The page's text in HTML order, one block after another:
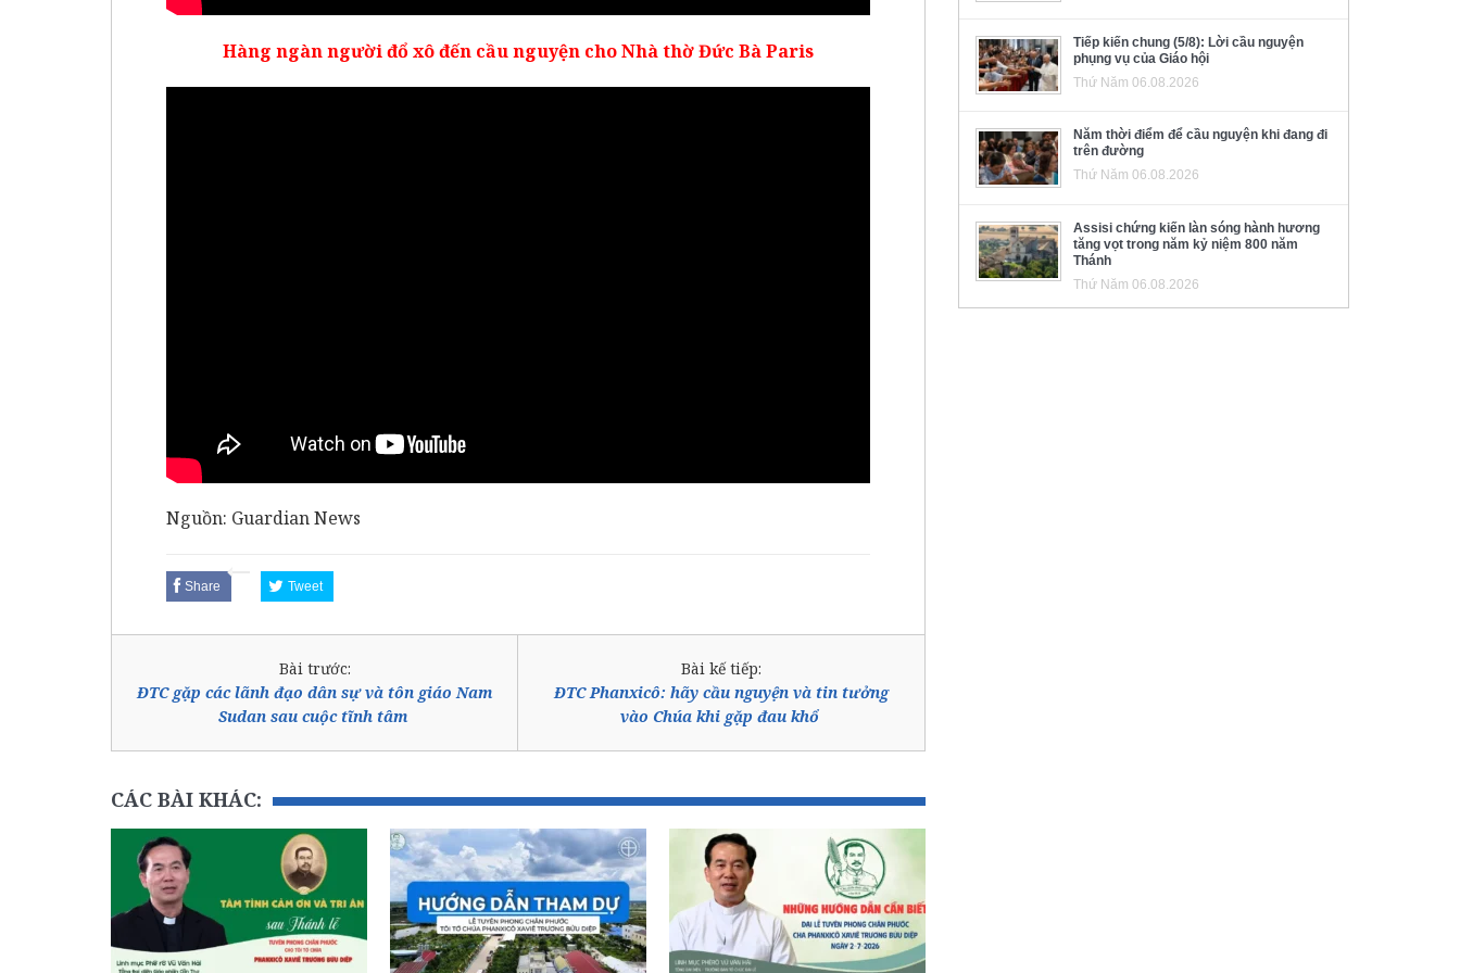
Hàng ngàn người đổ xô đến cầu nguyện cho Nhà thờ Đức Bà Paris
Nguồn: Guardian News
Share Tweet
Bài trước:
ĐTC gặp các lãnh đạo dân sự và tôn giáo Nam
Sudan sau cuộc tĩnh tâm
Bài kế tiếp:
ĐTC Phanxicô: hãy cầu nguyện và tin tưởng
vào Chúa khi gặp đau khổ
CÁC BÀI KHÁC:
Tiếp kiến chung (5/8): Lời cầu nguyện
phụng vụ của Giáo hội
Thứ Năm 06.08.2026
Năm thời điểm để cầu nguyện khi đang đi
trên đường
Thứ Năm 06.08.2026
Assisi chứng kiến làn sóng hành hương
tăng vọt trong năm kỷ niệm 800 năm
Thánh
Thứ Năm 06.08.2026